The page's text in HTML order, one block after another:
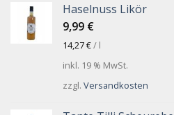
Haselnuss Likör
9,99 €
14,27€/ l
inkl. 19 % MwSt.
zzgl. Versandkosten